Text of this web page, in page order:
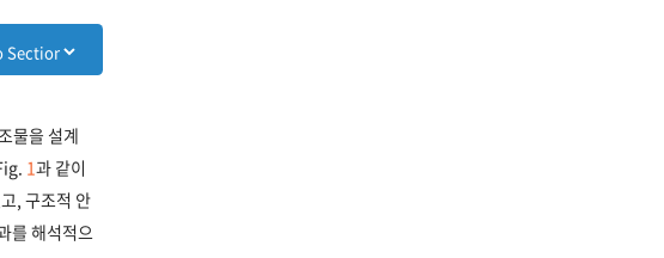
물을 설계
1과 같이
, 구조적 안
를 해석적으